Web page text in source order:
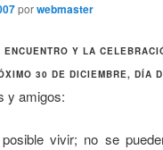
porwebmaster
ENCUENTRO Y LA
30 DE DICIEMBRE, DÍA
y amigos:
vivir; no se